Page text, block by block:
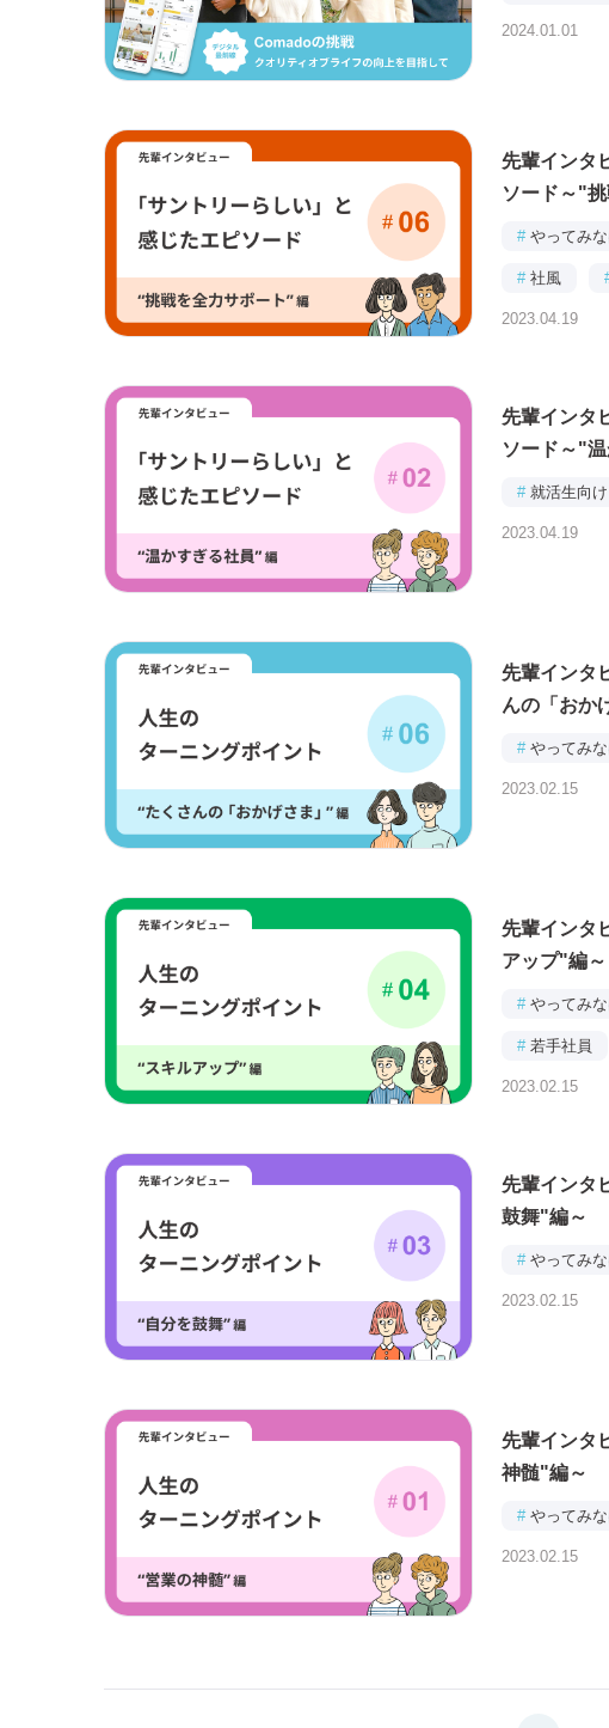
2024.01.01
先輩インタ
ソード～"
# やってみ
# 社風
2023.04.19
先輩インタ
ソード～"
# 就活生向け
2023.04.19
先輩インタ
んの「おか
# やってみ
2023.02.15
先輩インタ
アップ"編～
# やってみ
# 若手社員
2023.02.15
先輩インタ
鼓舞"編～
# やってみ
2023.02.15
先輩インタ
神髄"編～
# やってみ
2023.02.15